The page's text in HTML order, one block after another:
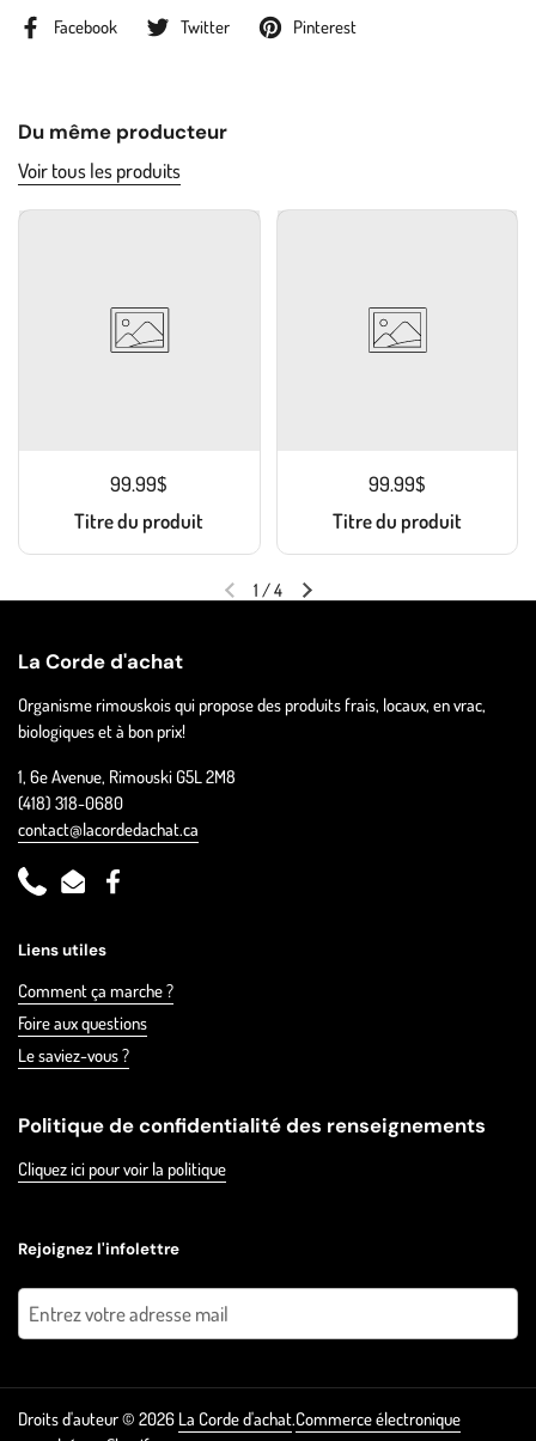
Facebook Twitter Pinterest
Du même producteur
Voir tous les produits
99.99$
Titre du produit
99.99$
Titre du produit
1 /4
La Corde d'achat
Organisme rimouskois qui propose des produits frais, locaux, en vrac,
biologiques et à bon prix!
1, 6e Avenue, Rimouski G5L 2M8
(418) 318-0680
contact@lacordedachat.ca
PhoneEmailFacebook
Liens utiles
Comment ça marche ?
Foire aux questions
Le saviez-vous ?
Politique de confidentialité des renseignements
Cliquez ici pour voir la politique
Rejoignez l'infolettre
Droits d'auteur © 2026 La Corde d'achat.Commerce électronique